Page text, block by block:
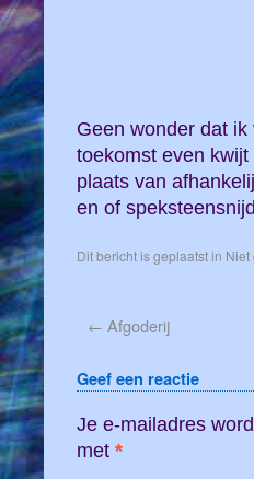
Geen wonder dat
toekomst even
plaats van
en of
Dit bericht is geplaatst in
← Afgoderij
Geef een reactie
Je e-mailadres
met *